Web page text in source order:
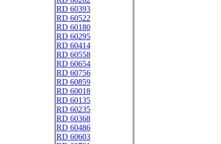
RD 60393
RD 60522
RD 60180
RD 60295
RD 60414
RD 60558
RD 60654
RD 60756
RD 60859
RD 60018
RD 60135
RD 60235
RD 60368
RD 60486
RD 60603